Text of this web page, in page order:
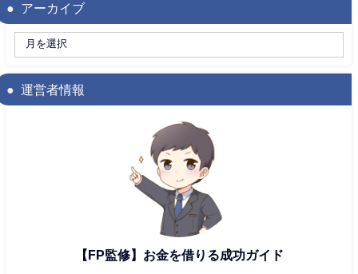
アーカイブ
運営者情報
【FP監修】お金を借りる成功ガイド